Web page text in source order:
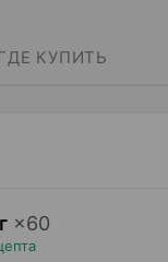
КУПИТЬ
×60